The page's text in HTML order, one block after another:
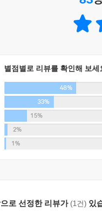
의 『위대한 개츠비』의 오
하게 융합된 모험담은 『
실제 사건을 접목시킨 것이
말렸고, 피아니스트였던 그
떤 의도로 창작했는지, 왜 발
력에 맞서려한 노화가의 의
경험을 살려 소설 전반에
별점별로 리뷰를 확인해 보세
48%
33%
15%
2%
1%
로 선정한 리뷰가 (1건) 있